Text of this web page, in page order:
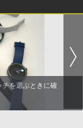
を選ぶときに確